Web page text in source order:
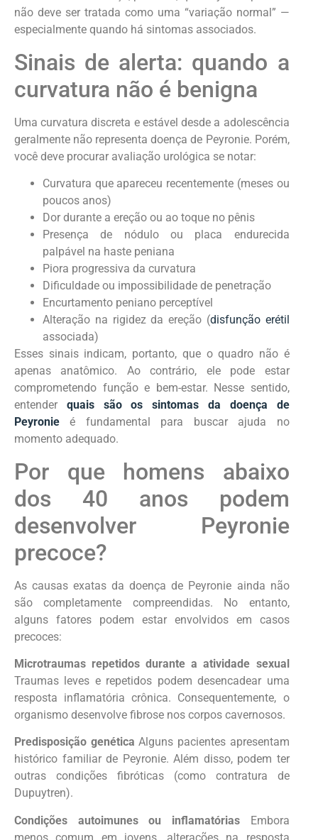
não deve ser tratada como uma “variação normal” —
especialmente quando há sintomas associados.
Sinais de alerta: quando a
curvatura não é benigna
Uma curvatura discreta e estável desde a adolescência
geralmente não representa doença de Peyronie. Porém,
você deve procurar avaliação urológica se notar:
Curvatura que apareceu recentemente (meses ou
poucos anos)
Dor durante a ereção ou ao toque no pênis
Presença de nódulo ou placa endurecida
palpável na haste peniana
Piora progressiva da curvatura
Dificuldade ou impossibilidade de penetração
Encurtamento peniano perceptível
Alteração na rigidez da ereção (disfunção erétil
associada)
Esses sinais indicam, portanto, que o quadro não é
apenas anatômico. Ao contrário, ele pode estar
comprometendo função e bem-estar. Nesse sentido,
entender quais são os sintomas da doença de
Peyronie é fundamental para buscar ajuda no
momento adequado.
Por que homens abaixo
dos 40 anos podem
desenvolver Peyronie
precoce?
As causas exatas da doença de Peyronie ainda não
são completamente compreendidas. No entanto,
alguns fatores podem estar envolvidos em casos
precoces:
Microtraumas repetidos durante a atividade sexual
Traumas leves e repetidos podem desencadear uma
resposta inflamatória crônica. Consequentemente, o
organismo desenvolve fibrose nos corpos cavernosos.
Predisposição genética Alguns pacientes apresentam
histórico familiar de Peyronie. Além disso, podem ter
outras condições fibróticas (como contratura de
Dupuytren).
Condições autoimunes ou inflamatóriasEmbora